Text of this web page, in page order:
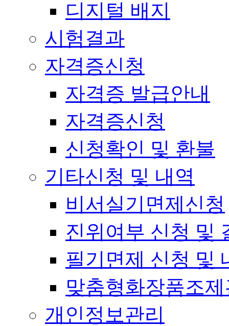
디지털 배지
시험결과
자격증신청
자격증 발급안내
자격증신청
신청확인 및 환불
기타신청 및 내역
비서실기면제신청
진위여부 신청 및
필기면제 신청 및
맞춤형화장품조
개인정보관리